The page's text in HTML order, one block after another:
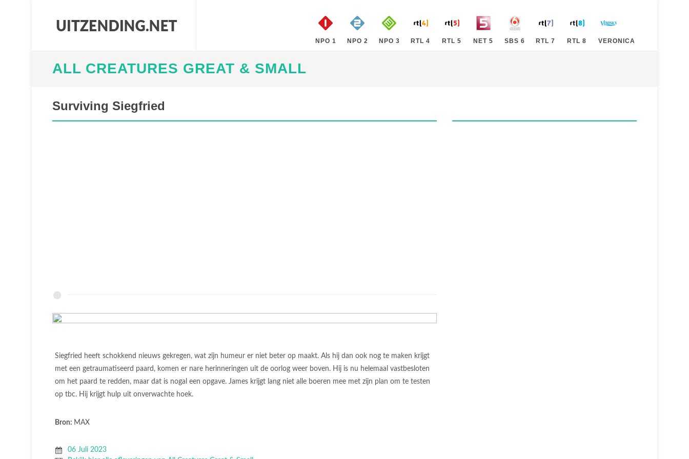
NPO 1 NPO 2 NPO 3 RTL 4 RTL 5 NET 5 SBS 6 RTL 7 RTL 8 VERONICA
ALL CREATURES GREAT & SMALL
Surviving Siegfried
Siegfried heeft schokkend nieuws gekregen, wat zijn humeur er niet beter op maakt. Als hij dan ook nog te maken krijgt
met een getraumatiseerd paard, komen er nare herinneringen uit de oorlog weer boven. Hij is nu helemaal vastbesloten
om het paard te redden, maar dat is nogal een opgave. James krijgt lang niet alle boeren mee met zijn plan om te testen
op tbc. Hij krijgt hulp uit onverwachte hoek.
Bron: MAX
06 Juli 2023